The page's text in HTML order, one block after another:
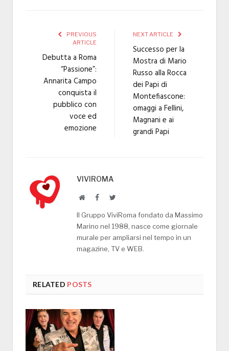
PREVIOUS
ARTICLE
Debutta a Roma
“Passione”:
Annarita Campo
conquista il
pubblico con
voce ed
emozione
NEXT ARTICLE
Successo per la
Mostra di Mario
Russo alla Rocca
dei Papi di
Montefiascone:
omaggi a Fellini,
Magnani e ai
grandi Papi
VIVIROMA
WebsiteFacebookTwitter
Il Gruppo ViviRoma fondato da Massimo
Marino nel 1988, nasce come giornale
murale per ampliarsi nel tempo in un
magazine, TV e WEB.
RELATED POSTS